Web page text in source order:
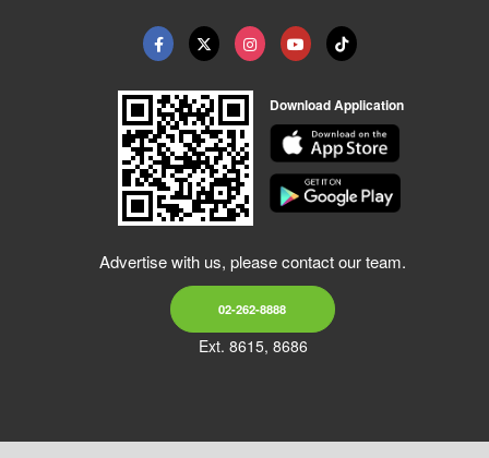
Download Application
Advertise with us, please contact our team.
02-262-8888
Ext. 8615, 8686